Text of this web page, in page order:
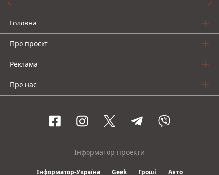
Головна
Про проєкт
Реклама
Про нас
Інформатор проекти
Інформатор-Україна Geek Гроші Авто